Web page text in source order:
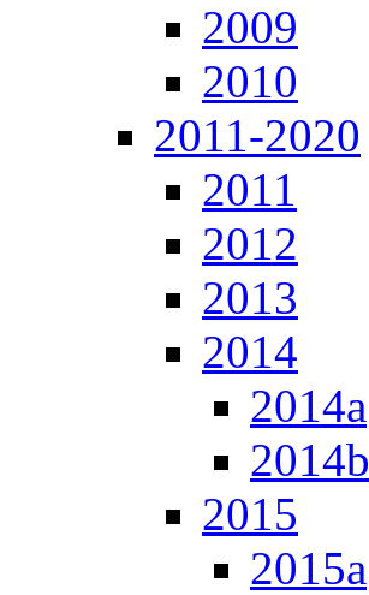
2009
2010
2011-2020
2011
2012
2013
2014
2014a
2014b
2015
2015a